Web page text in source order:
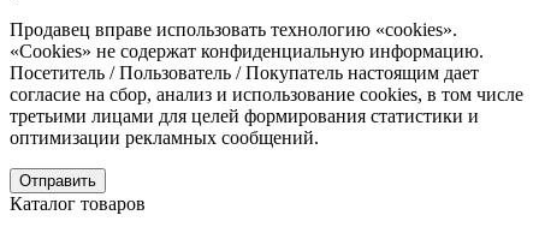
Продавец вправе использовать технологию «cookies».
«Cookies» не содержат конфиденциальную информацию.
Посетитель / Пользователь / Покупатель настоящим дает
согласие на сбор, анализ и использование cookies, в том числе
третьими лицами для целей формирования статистики и
оптимизации рекламных сообщений.
Отправить
Каталог товаров